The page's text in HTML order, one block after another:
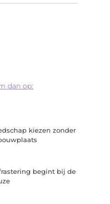
dan op:
kiezen zonder
begint bij de